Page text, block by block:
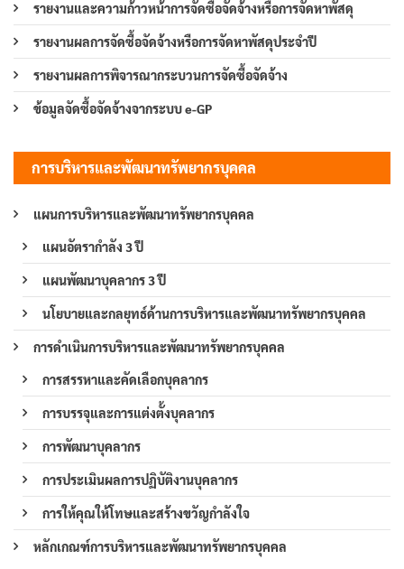
รายงานและความก้าวหน้าการจัดซื้อจัดจ้างหรือการจัดหาพัสดุ
รายงานผลการจัดซื้อจัดจ้างหรือการจัดหาพัสดุประจำปี
รายงานผลการพิจารณากระบวนการจัดซื้อจัดจ้าง
ข้อมูลจัดซื้อจัดจ้างจากระบบ e-GP
การบริหารและพัฒนาทรัพยากรบุคคล
แผนการบริหารและพัฒนาทรัพยากรบุคคล
แผนอัตรากำลัง 3 ปี
แผนพัฒนาบุคลากร 3 ปี
นโยบายและกลยุทธ์ด้านการบริหารและพัฒนาทรัพยากรบุคคล
การดำเนินการบริหารและพัฒนาทรัพยากรบุคคล
การสรรหาและคัดเลือกบุคลากร
การบรรจุและการแต่งตั้งบุคลากร
การพัฒนาบุคลากร
การประเมินผลการปฏิบัติงานบุคลากร
การให้คุณให้โทษและสร้างขวัญกำลังใจ
หลักเกณฑ์การบริหารและพัฒนาทรัพยากรบุคคล